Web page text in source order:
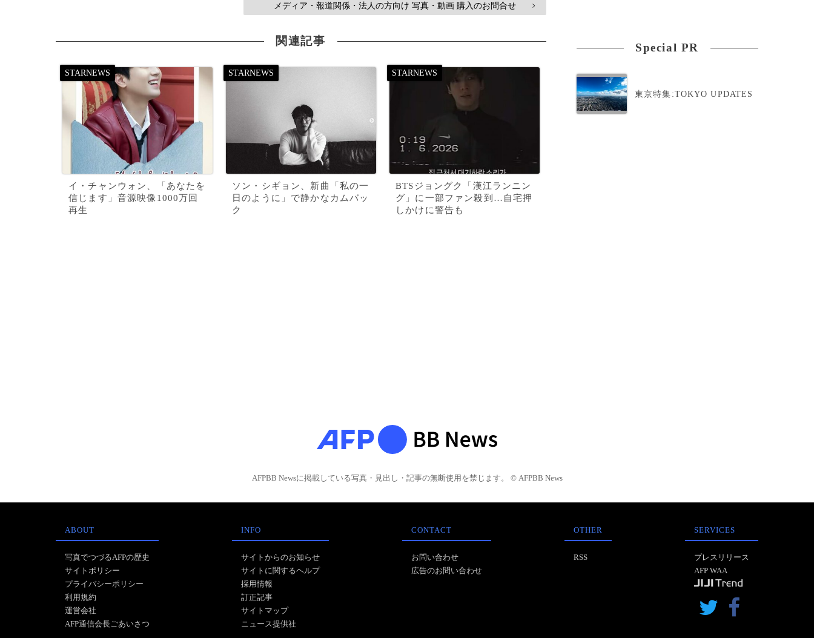
メディア・報道関係・法人の方向け 写真・動画 購入のお問合せ >
関連記事
イ・チャンウォン、「あなたを
信じます」音源映像1000万回
再生
ソン・シギョン、新曲「私の一
日のように」で静かなカムバッ
ク
BTSジョングク「漢江ランニン
グ」に一部ファン殺到…自宅押
しかけに警告も
Special PR
東京特集:TOKYO UPDATES
AFPBB Newsに掲載している写真・見出し・記事の無断使用を禁じます。 © AFPBB News
ABOUT
写真でつづるAFPの歴史
サイトポリシー
プライバシーポリシー
利用規約
運営会社
AFP通信会長ごあいさつ
INFO
サイトからのお知らせ
サイトに関するヘルプ
採用情報
訂正記事
サイトマップ
ニュース提供社
CONTACT
お問い合わせ
広告のお問い合わせ
OTHER
RSS
SERVICES
プレスリリース
AFP WAA